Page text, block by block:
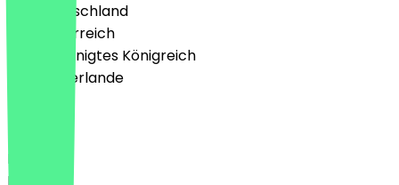
🇩🇪 Deutschland
🇦🇹 Österreich
🇬🇧 Vereinigtes Königreich
🇳🇱 Niederlande
Sprache
Deutsch